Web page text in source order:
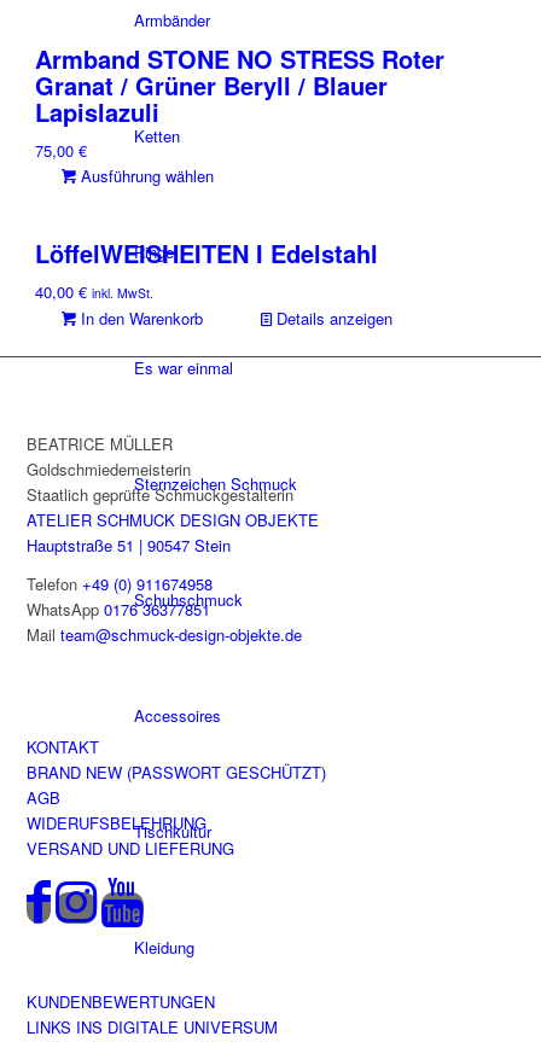
Armbänder
Ketten
Ringe
Es war einmal
Sternzeichen Schmuck
Schuhschmuck
Accessoires
Tischkultur
Kleidung
mehrere
Varianten
auf.
Produktseite
werden
Armband STONE NO STRESS Roter
Granat / Grüner Beryll / Blauer
Lapislazuli
75,00€
Ausführung wählen
mehrere
Die
Optionen
gewählt
werden
LöffelWEISHEITEN I Edelstahl
40,00€ inkl. MwSt.
In den Warenkorb Details anzeigen
BEATRICE MÜLLER
Goldschmiedemeisterin
Staatlich geprüfte Schmuckgestalterin
ATELIER SCHMUCK DESIGN OBJEKTE
Hauptstraße 51 | 90547 Stein
Telefon+49 (0) 911674958
WhatsApp0176 36377851
Mailteam@schmuck-design-objekte.de
KONTAKT
BRAND NEW (PASSWORT GESCHÜTZT)
AGB
WIDERUFSBELEHRUNG
VERSAND UND LIEFERUNG
KUNDENBEWERTUNGEN
LINKS INS DIGITALE UNIVERSUM